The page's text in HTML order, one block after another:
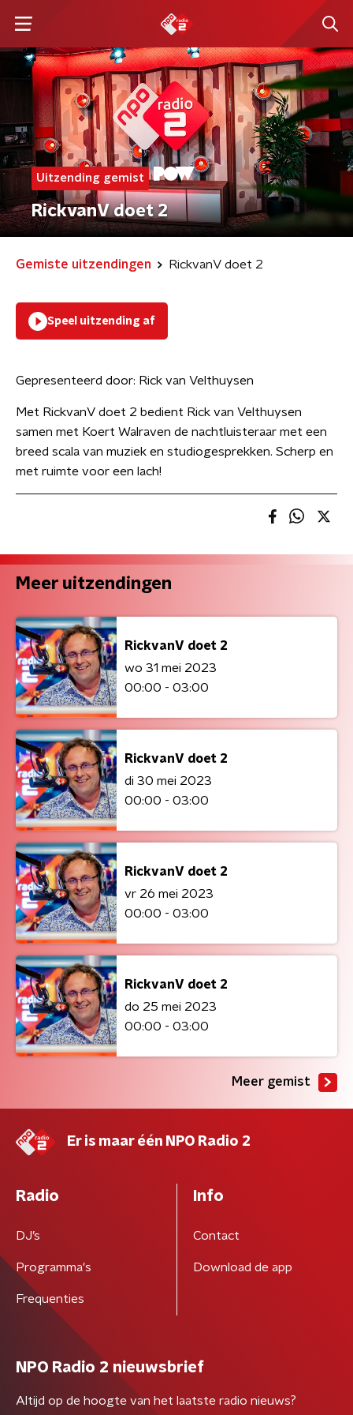
Uitzending gemist
RickvanV doet 2
Gemiste uitzendingen RickvanV doet 2
Speel uitzending af
Gepresenteerd door: Rick van Velthuysen
Met RickvanV doet 2 bedient Rick van Velthuysen
samen met Koert Walraven de nachtluisteraar met een
breed scala van muziek en studiogesprekken. Scherp en
met ruimte voor een lach!
Meer uitzendingen
RickvanV doet 2
wo 31 mei 2023
00:00 - 03:00
RickvanV doet 2
di 30 mei 2023
00:00 - 03:00
RickvanV doet 2
vr 26 mei 2023
00:00 - 03:00
RickvanV doet 2
do 25 mei 2023
00:00 - 03:00
Meer gemist
Er is maar één NPO Radio 2
Radio
DJ’s
Programma's
Frequenties
Info
Contact
Download de app
NPO Radio 2 nieuwsbrief
Altijd op de hoogte van het laatste radio nieuws?